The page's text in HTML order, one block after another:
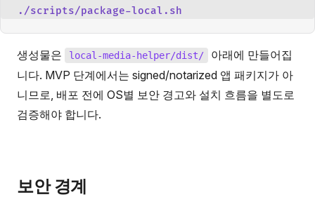
./scripts/package-local.sh
생성물은 local-media-helper/dist/
아래에 만들어집
니다. MVP 단계에서는 signed/notarized 앱 패키지가 아
니므로, 배포 전에 OS별 보안 경고와 설치 흐름을 별도로
검증해야 합니다.
보안 경계